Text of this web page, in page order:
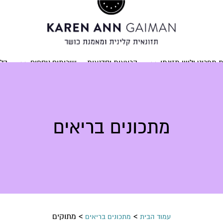
תפריט וליווי תזונתי הרצאות וסדנאות שירותים נוספים
מתכונים בריאים
עמוד הבית > מתכונים בריאים > מתוקים